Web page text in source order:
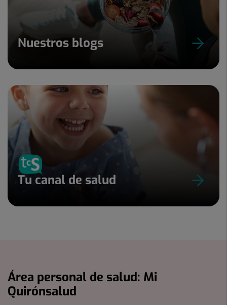
Nuestros blogs
Tu canal de salud
Área personal de salud: Mi
Quirónsalud